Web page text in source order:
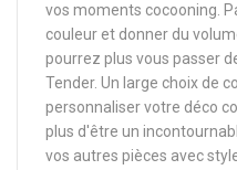
vos moments cocooning.
couleur et donner du
pourrez plus vous passer
Tender. Un large choix de
personnaliser votre déco
plus d'être un
vos autres pièces avec